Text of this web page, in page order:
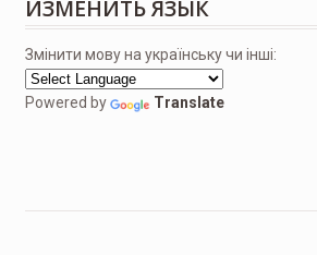
ИЗМЕНИТЬ ЯЗЫК
Змінити мову на українську чи інші:
Powered by Translate